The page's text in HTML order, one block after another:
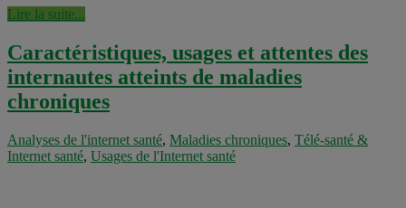
Lire la suite...
Caractéristiques, usages et attentes des
internautes atteints de maladies
chroniques
Analyses de l'internet santé, Maladies chroniques, Télé-santé &
Internet santé, Usages de l'Internet santé